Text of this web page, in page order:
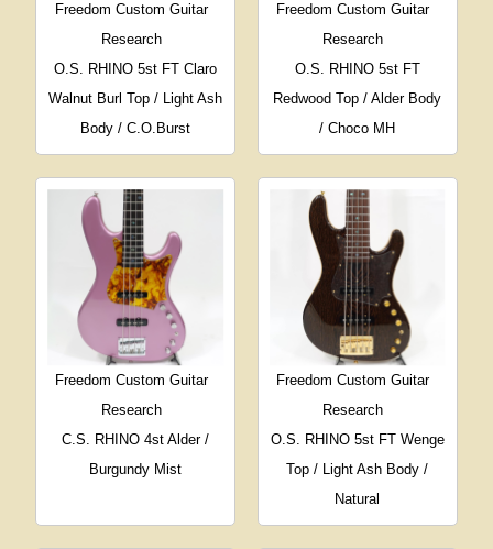
Freedom Custom Guitar
Research
O.S. RHINO 5st FT Claro
Walnut Burl Top / Light Ash
Body / C.O.Burst
Freedom Custom Guitar
Research
O.S. RHINO 5st FT
Redwood Top / Alder Body
/ Choco MH
Freedom Custom Guitar
Research
C.S. RHINO 4st Alder /
Burgundy Mist
Freedom Custom Guitar
Research
O.S. RHINO 5st FT Wenge
Top / Light Ash Body /
Natural